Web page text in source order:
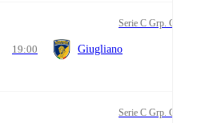
Serie C Grp. C
19:00 Giugliano
Serie C Grp. C